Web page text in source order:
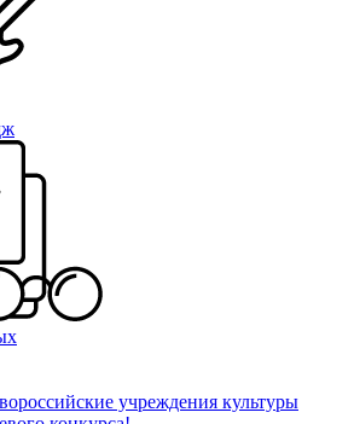
учреждения культуры